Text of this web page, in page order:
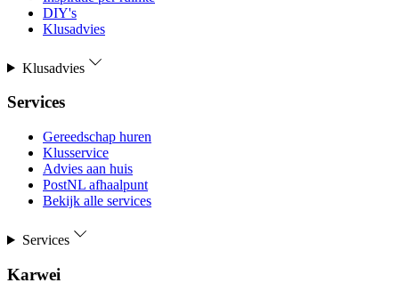
DIY's
Klusadvies
Klusadvies
Services
Gereedschap huren
Klusservice
Advies aan huis
PostNL afhaalpunt
Bekijk alle services
Services
Karwei